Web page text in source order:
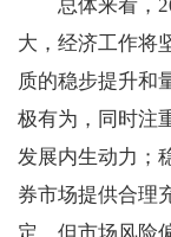
总体来看，
大，经济工作将
质的稳步提升和
极有为，同时注
发展内生动力；
券市场提供合理